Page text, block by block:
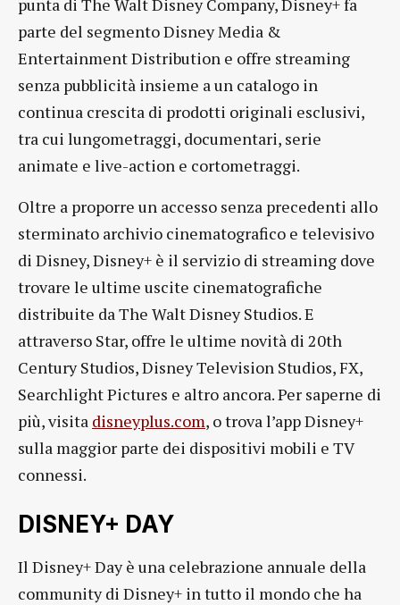
punta di The Walt Disney Company, Disney+ fa
parte del segmento Disney Media &
Entertainment Distribution e offre streaming
senza pubblicità insieme a un catalogo in
continua crescita di prodotti originali esclusivi,
tra cui lungometraggi, documentari, serie
animate e live-action e cortometraggi.
Oltre a proporre un accesso senza precedenti allo
sterminato archivio cinematografico e televisivo
di Disney, Disney+ è il servizio di streaming dove
trovare le ultime uscite cinematografiche
distribuite da The Walt Disney Studios. E
attraverso Star, offre le ultime novità di 20th
Century Studios, Disney Television Studios, FX,
Searchlight Pictures e altro ancora. Per saperne di
più, visita disneyplus.com, o trova l’app Disney+
sulla maggior parte dei dispositivi mobili e TV
connessi.
DISNEY+ DAY
Il Disney+ Day è una celebrazione annuale della
community di Disney+ in tutto il mondo che ha